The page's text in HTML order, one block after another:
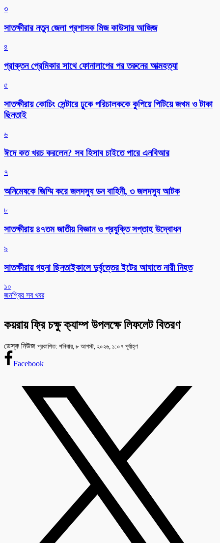
৩
সাতক্ষীরার নতুন জেলা প্রশাসক মিজ কাউসার আজিজ
৪
প্রাক্তন প্রেমিকার সাথে ফোনালাপের পর তরুনের আত্মহত্যা
৫
সাতক্ষীরায় কোচিং সেন্টারে ঢুকে পরিচালককে কুপিয়ে পিটিয়ে জখম ও টাকা
ছিনতাই
৬
ঈদে কত খরচ করলেন? সব হিসাব চাইতে পারে এনবিআর
৭
অনিমেষকে জিম্মি করে জলদস্যু ডন বাহিনী, ৩ জলদস্যু আটক
৮
সাতক্ষীরায় ৪৭তম জাতীয় বিজ্ঞান ও প্রযুক্তি সপ্তাহ উদ্বোধন
৯
সাতক্ষীরায় গহনা ছিনতাইকালে দুর্বৃত্তের ইটের আঘাতে নারী নিহত
১০
জনপ্রিয় সব খবর
কয়রায় ফ্রি চক্ষু ক্যাম্প উপলক্ষে লিফলেট বিতরণ
ডেস্ক নিউজ প্রকাশিত: শনিবার, ৮ আগস্ট, ২০২৬, ১:০৭ পূর্বাহ্ণ
Facebook